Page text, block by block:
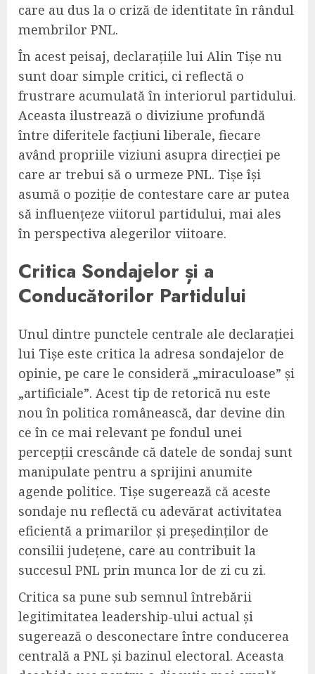
care au dus la o criză de identitate în rândul
membrilor PNL.
În acest peisaj, declarațiile lui Alin Tișe nu
sunt doar simple critici, ci reflectă o
frustrare acumulată în interiorul partidului.
Aceasta ilustrează o diviziune profundă
între diferitele facțiuni liberale, fiecare
având propriile viziuni asupra direcției pe
care ar trebui să o urmeze PNL. Tișe își
asumă o poziție de contestare care ar putea
să influențeze viitorul partidului, mai ales
în perspectiva alegerilor viitoare.
Critica Sondajelor și a
Conducătorilor Partidului
Unul dintre punctele centrale ale declarației
lui Tișe este critica la adresa sondajelor de
opinie, pe care le consideră „miraculoase” și
„artificiale”. Acest tip de retorică nu este
nou în politica românească, dar devine din
ce în ce mai relevant pe fondul unei
percepții crescânde că datele de sondaj sunt
manipulate pentru a sprijini anumite
agende politice. Tișe sugerează că aceste
sondaje nu reflectă cu adevărat activitatea
eficientă a primarilor și președinților de
consilii județene, care au contribuit la
succesul PNL prin munca lor de zi cu zi.
Critica sa pune sub semnul întrebării
legitimitatea leadership-ului actual și
sugerează o desconectare între conducerea
centrală a PNL și bazinul electoral. Aceasta